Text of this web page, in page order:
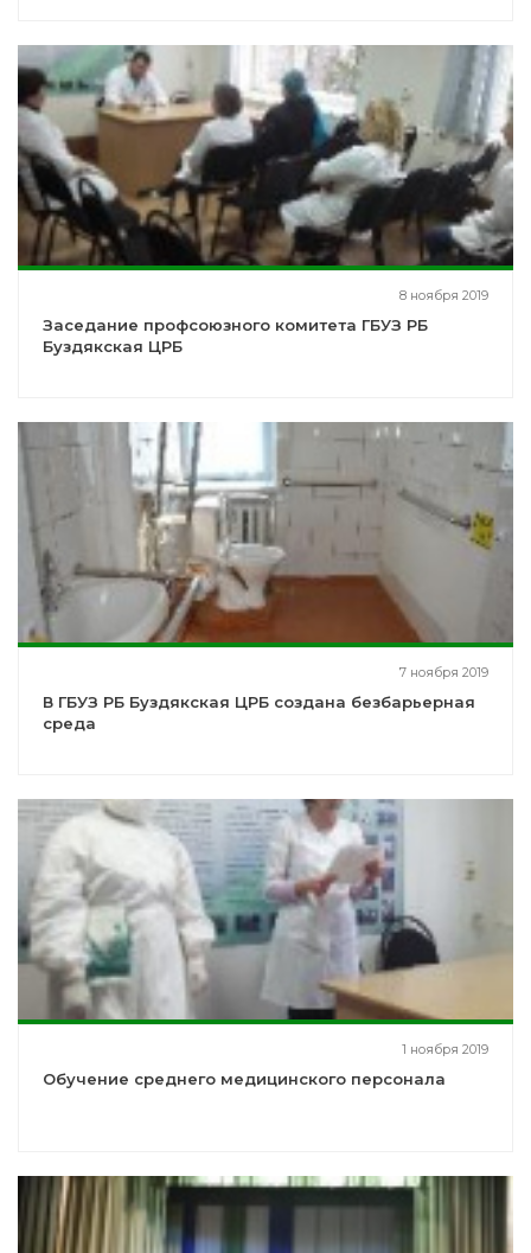
8 ноября 2019
Заседание профсоюзного комитета ГБУЗ РБ
Буздякская ЦРБ
7 ноября 2019
В ГБУЗ РБ Буздякская ЦРБ создана безбарьерная
среда
1 ноября 2019
Обучение среднего медицинского персонала